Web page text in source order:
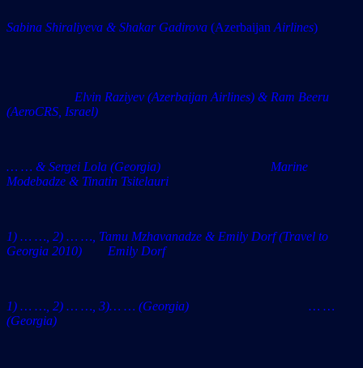
Sabina Shiraliyeva & Shakar Gadirova (Azerbaijan Airlines)
Elvin Raziyev (Azerbaijan Airlines) & Ram Beeru
(AeroCRS, Israel)
… … & Sergei Lola (Georgia) Marine
Modebadze & Tinatin Tsitelauri
1) … …, 2) … …, Tamu Mzhavanadze & Emily Dorf (Travel to
Georgia 2010)
Emily Dorf
1) … …, 2) … …, 3)… … (Georgia) … …
(Georgia)